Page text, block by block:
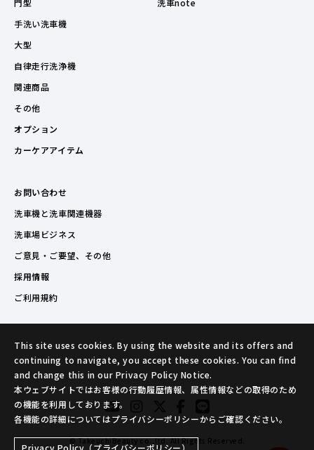
門型
手洗い洗車機
大型
自律走行洗浄機
関連商品
その他
オプション
カーケアアイテム
洗車note
お問い合わせ
洗車機と洗車関連機器
洗車場ビジネス
ご意見・ご要望、その他
採用情報
ご利用規約
© TakeuchiBeauty co.,ltd. All Rights Reserved.
This site uses cookies. By using the website and its offers and
continuing to navigate, you accept these cookies. You can find
and change this in our Privacy Policy Notice.
本ウェブサイトではお客様の行動履歴情報、属性情報などの取得のため
の機能を利用しております。
各機能の詳細についてはプライバシーポリシーからご確認ください。
Privacy Policy（プライバシーポリシー）